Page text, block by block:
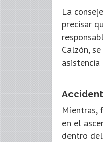
La
precisar
Calzón,
Mientras,
en el
dentro